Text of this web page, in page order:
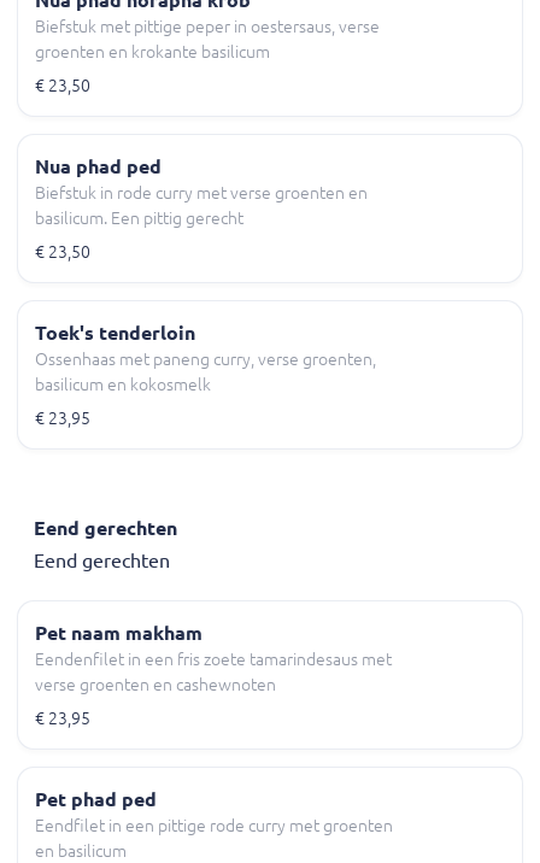
Biefstuk met pittige peper in oestersaus, verse
groenten en krokante basilicum
€ 23,50
Nua phad ped
Biefstuk in rode curry met verse groenten en
basilicum. Een pittig gerecht
€ 23,50
Toek's tenderloin
Ossenhaas met paneng curry, verse groenten,
basilicum en kokosmelk
€ 23,95
Eend gerechten
Eend gerechten
Pet naam makham
Eendenfilet in een fris zoete tamarindesaus met
verse groenten en cashewnoten
€ 23,95
Pet phad ped
Eendfilet in een pittige rode curry met groenten
en basilicum